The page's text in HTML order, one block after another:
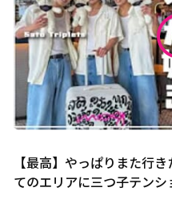
【最高】やっぱりまた行
てのエリアに三つ子テンシ